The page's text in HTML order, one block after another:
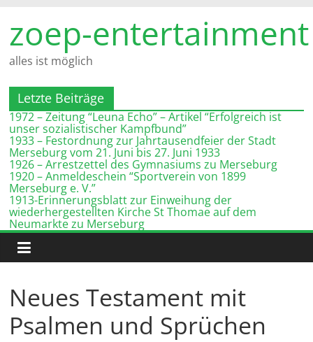
Inhalt
springen
zoep-entertainment
alles ist möglich
Letzte Beiträge
1972 – Zeitung “Leuna Echo” – Artikel “Erfolgreich ist
unser sozialistischer Kampfbund”
1933 – Festordnung zur Jahrtausendfeier der Stadt
Merseburg vom 21. Juni bis 27. Juni 1933
1926 – Arrestzettel des Gymnasiums zu Merseburg
1920 – Anmeldeschein “Sportverein von 1899
Merseburg e. V.”
1913-Erinnerungsblatt zur Einweihung der
wiederhergestellten Kirche St Thomae auf dem
Neumarkte zu Merseburg
Neues Testament mit
Psalmen und Sprüchen